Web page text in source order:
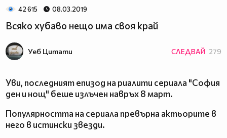
42 615 08.03.2019
Всяко хубаво нещо има своя край
Уеб Цитати СЛЕДВАЙ 279
Уви, последният епизод на риалити сериала "София
ден и нощ" беше излъчен навръх 8 март.
Популярността на сериала превърна актьорите в
него в истински звезди.